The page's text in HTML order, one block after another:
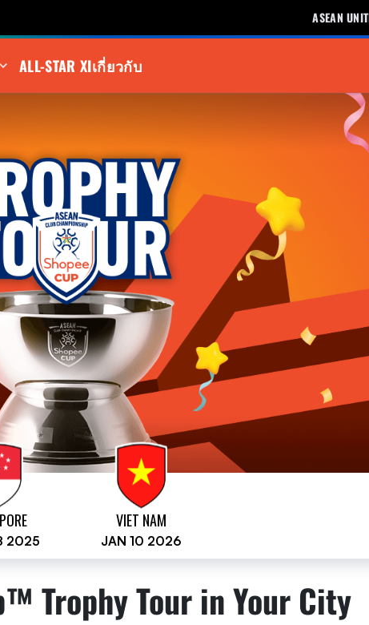
ASEAN
ALL-STAR XIเกี่ยวกับ
2025
VIET NAM
JAN 10 2026
Trophy Tour in Your City